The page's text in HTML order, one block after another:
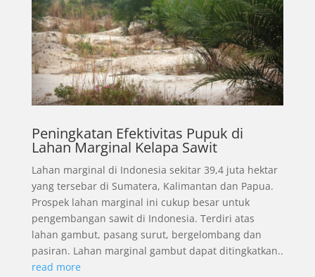
Peningkatan Efektivitas Pupuk di
Lahan Marginal Kelapa Sawit
Lahan marginal di Indonesia sekitar 39,4 juta hektar
yang tersebar di Sumatera, Kalimantan dan Papua.
Prospek lahan marginal ini cukup besar untuk
pengembangan sawit di Indonesia. Terdiri atas
lahan gambut, pasang surut, bergelombang dan
pasiran. Lahan marginal gambut dapat ditingkatkan..
read more